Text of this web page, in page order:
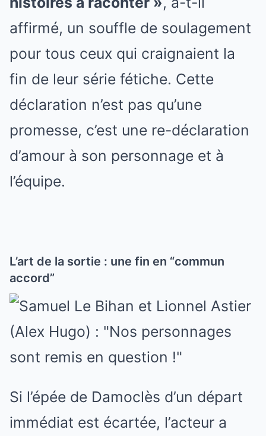
affirmé, un souffle de soulagement
pour tous ceux qui craignaient la
fin de leur série fétiche. Cette
déclaration n’est pas qu’une
promesse, c’est une re-déclaration
d’amour à son personnage et à
l’équipe.
L’art de la sortie : une fin en “commun
accord”
Si l’épée de Damoclès d’un départ
immédiat est écartée, l’acteur a